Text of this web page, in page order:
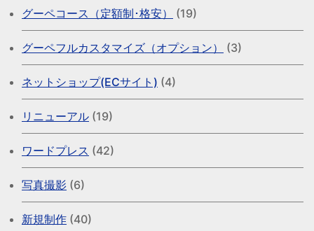
グーペコース（定額制･格安） (19)
グーペフルカスタマイズ（オプション） (3)
ネットショップ(ECサイト) (4)
リニューアル (19)
ワードプレス (42)
写真撮影 (6)
新規制作 (40)